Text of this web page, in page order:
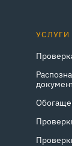
УСЛУГИ